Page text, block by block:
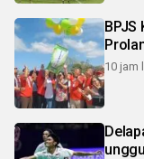
10 jam